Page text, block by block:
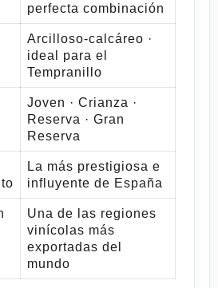
perfecta combinación
Arcilloso-calcáreo ·
ideal para el
Tempranillo
Joven · Crianza ·
Reserva · Gran
Reserva
La más prestigiosa e
influyente de España
Una de las regiones
vinícolas más
exportadas del
mundo